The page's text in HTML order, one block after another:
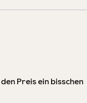
Preis ein bisschen